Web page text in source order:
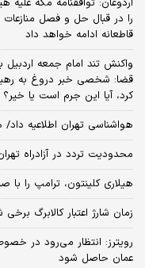
اردوغان: توافقنامه مکه
را در قبال حل و فصل
قاطعانه ادامه خواهد داد
واکنش تند امام جمعه
قضا: شخصی خبر دروغ به
کرد، آیا این جرم است یا خیر؟
هواشناسی تهران اطلاعیه
محدودیت تردد در آزادراه تهران -کرج-
هیلاری کلینتون، ترامپ را با
زمان شارژ اعتبار کالابرگ
رویترز: انتظار می‌رود در
عمان حاصل شود